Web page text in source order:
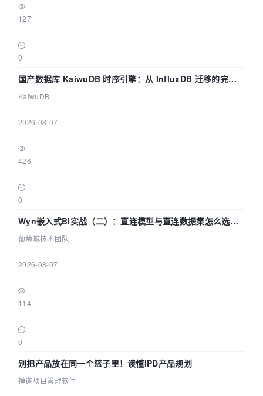
127
0
国产数据库 KaiwuDB 时序引擎：从 InfluxDB 迁移的完整
技术路径
KaiwuDB
2026-08-07
426
0
Wyn嵌入式BI实战（二）：直连模型与直连数据集怎么选，
参数为什么不生效？| 葡萄城技术团队
葡萄城技术团队
2026-08-07
114
0
别把产品放在同一个篮子里！读懂IPD产品规划
禅道项目管理软件